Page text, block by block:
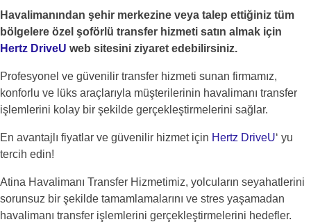
Havalimanından şehir merkezine veya talep ettiğiniz tüm
bölgelere özel şoförlü transfer hizmeti satın almak için
Hertz DriveU web sitesini ziyaret edebilirsiniz.
Profesyonel ve güvenilir transfer hizmeti sunan firmamız,
konforlu ve lüks araçlarıyla müşterilerinin havalimanı transfer
işlemlerini kolay bir şekilde gerçekleştirmelerini sağlar.
En avantajlı fiyatlar ve güvenilir hizmet için Hertz DriveU‘ yu
tercih edin!
Atina Havalimanı Transfer Hizmetimiz, yolcuların seyahatlerini
sorunsuz bir şekilde tamamlamalarını ve stres yaşamadan
havalimanı transfer işlemlerini gerçekleştirmelerini hedefler.